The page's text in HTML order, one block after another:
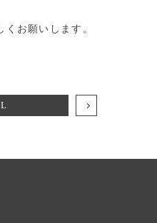
お願いします。